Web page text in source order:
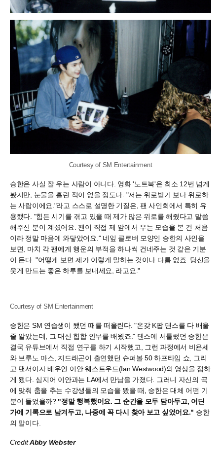
Courtesy of SM Entertainment
승한은 사실 잘 우는 사람이 아니다. 영화 '노트북'은 최소 12번 넘게
봤지만, 눈물을 흘린 적이 없을 정도다. "저는 위로받기 보다 위로하
는 사람이에요."라고 스스로 설명한 기질은, 팬 사인회에서 특히 유
용했다. "힘든 시기를 겪고 있을 때 제가 많은 위로를 해줬다고 말씀
해주신 분이 계셨어요. 팬이 직접 제 앞에서 우는 모습을 본 건 처음
이라 정말 마음에 와닿았어요." 네잎 클로버 모양인 승한의 사인을
보면, 마치 각 팬에게 행운의 부적을 하나씩 건네주는 것 같은 기분
이 든다. "어떻게 보면 제가 이렇게 말하는 것이나 다름 없죠. 당신을
웃게 만드는 좋은 하루를 보내세요, 라고요."
Courtesy of SM Entertainment
승한은 SM 연습생이 됐던 때를 떠올린다. "온갖 K팝 댄스를 다 배울
줄 알았는데, 그 대신 힙합 안무를 배웠죠." 댄스에 서툴렀던 승한은
결국 유튜브에서 직접 연구를 하기 시작했고, 그런 과정에서 비욘세
와 브루노 마스, 지드래곤이 출연했던 슈퍼볼 50 하프타임 쇼, 그리
고 댄서이자 배우인 이안 웨스트우드(Ian Westwood)의 영상을 접하
게 됐다. 심지어 이안과는 LA에서 만남을 가졌다. 그러니 자신의 곡
에 맞춰 춤을 추는 수강생들의 모습을 봤을 때, 승한은 대체 어떤 기
분이 들었을까? "정말 행복했어요. 그 순간을 모두 담아두고, 어딘
가에 기록으로 남겨두고, 나중에 꼭 다시 찾아 보고 싶었어요." 승한
의 말이다.
CreditAbby Webster